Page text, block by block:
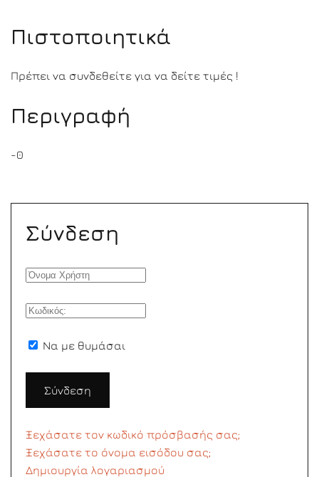
Πιστοποιητικά
Πρέπει να συνδεθείτε για να δείτε τιμές !
Περιγραφή
-0
Σύνδεση
Να με θυμάσαι
Σύνδεση
Ξεχάσατε τον κωδικό πρόσβασής σας;
Ξεχάσατε το όνομα εισόδου σας;
Δημιουργία λογαριασμού